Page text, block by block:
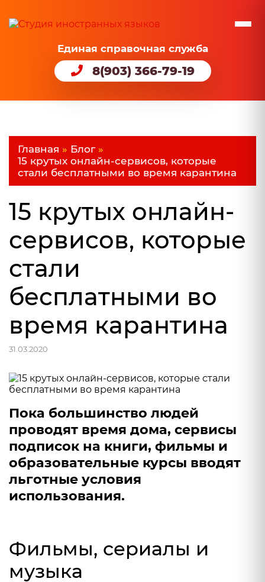
Единая справочная служба
8(903) 366-79-19
Главная » Блог»
15 крутых онлайн-сервисов, которые
стали бесплатными во время карантина
15 крутых онлайн-
сервисов, которые
стали
бесплатными во
время карантина
31.03.2020
Пока большинство людей
проводят время дома, сервисы
подписок на книги, фильмы и
образовательные курсы вводят
льготные условия
использования.
Фильмы, сериалы и
музыка